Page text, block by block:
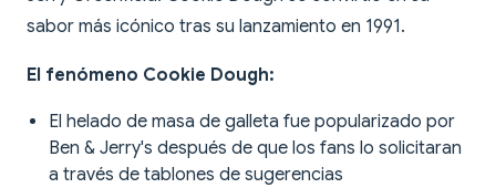
sabor más icónico tras su lanzamiento en 1991.
El fenómeno Cookie Dough:
El helado de masa de galleta fue popularizado por
Ben & Jerry's después de que los fans lo solicitaran
a través de tablones de sugerencias